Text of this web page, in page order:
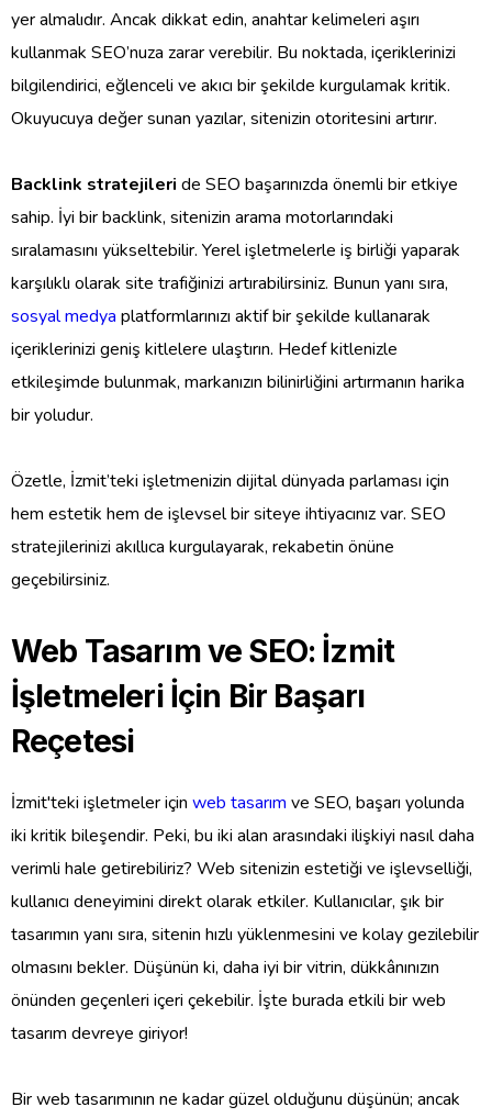
yer almalıdır. Ancak dikkat edin, anahtar kelimeleri aşırı
kullanmak SEO’nuza zarar verebilir. Bu noktada, içeriklerinizi
bilgilendirici, eğlenceli ve akıcı bir şekilde kurgulamak kritik.
Okuyucuya değer sunan yazılar, sitenizin otoritesini artırır.
Backlink stratejileri de SEO başarınızda önemli bir etkiye
sahip. İyi bir backlink, sitenizin arama motorlarındaki
sıralamasını yükseltebilir. Yerel işletmelerle iş birliği yaparak
karşılıklı olarak site trafiğinizi artırabilirsiniz. Bunun yanı sıra,
sosyal medya platformlarınızı aktif bir şekilde kullanarak
içeriklerinizi geniş kitlelere ulaştırın. Hedef kitlenizle
etkileşimde bulunmak, markanızın bilinirliğini artırmanın harika
bir yoludur.
Özetle, İzmit’teki işletmenizin dijital dünyada parlaması için
hem estetik hem de işlevsel bir siteye ihtiyacınız var. SEO
stratejilerinizi akıllıca kurgulayarak, rekabetin önüne
geçebilirsiniz.
Web Tasarım ve SEO: İzmit
İşletmeleri İçin Bir Başarı
Reçetesi
İzmit'teki işletmeler için web tasarım ve SEO, başarı yolunda
iki kritik bileşendir. Peki, bu iki alan arasındaki ilişkiyi nasıl daha
verimli hale getirebiliriz? Web sitenizin estetiği ve işlevselliği,
kullanıcı deneyimini direkt olarak etkiler. Kullanıcılar, şık bir
tasarımın yanı sıra, sitenin hızlı yüklenmesini ve kolay gezilebilir
olmasını bekler. Düşünün ki, daha iyi bir vitrin, dükkânınızın
önünden geçenleri içeri çekebilir. İşte burada etkili bir web
tasarım devreye giriyor!
Bir web tasarımının ne kadar güzel olduğunu düşünün; ancak